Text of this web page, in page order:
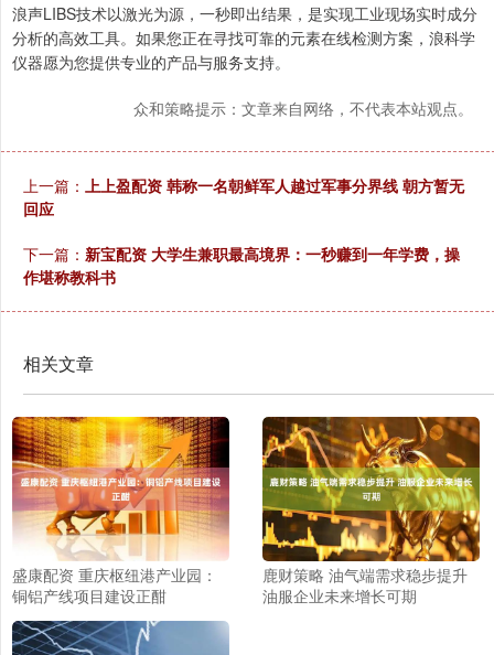
浪声LIBS技术以激光为源，一秒即出结果，是实现工业现场实时成分
分析的高效工具。如果您正在寻找可靠的元素在线检测方案，浪科学
仪器愿为您提供专业的产品与服务支持。
众和策略提示：文章来自网络，不代表本站观点。
上一篇： 上上盈配资 韩称一名朝鲜军人越过军事分界线 朝方暂无
回应
下一篇： 新宝配资 大学生兼职最高境界：一秒赚到一年学费，操
作堪称教科书
相关文章
盛康配资 重庆枢纽港产业园：
铜铝产线项目建设正酣
鹿财策略 油气端需求稳步提升
油服企业未来增长可期